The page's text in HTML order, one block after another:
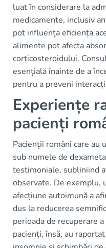
luat în considerare la
medicamente, inclusiv
pot influența eficiența
alimente pot afecta
corticosteroidului.
esențială înainte de a
pentru a preveni
Experiențe
pacienți
Pacienții români care au
sub numele de
testimoniale, subliniind
observate. De exemplu,
afecțiune autoimună a
dus la reducerea
perioada de recuperare
pacienți, însă, au